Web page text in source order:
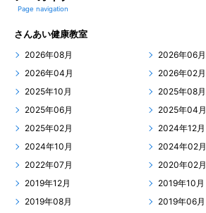
Page navigation
さんあい健康教室
2026年08月
2026年06月
2026年04月
2026年02月
2025年10月
2025年08月
2025年06月
2025年04月
2025年02月
2024年12月
2024年10月
2024年02月
2022年07月
2020年02月
2019年12月
2019年10月
2019年08月
2019年06月